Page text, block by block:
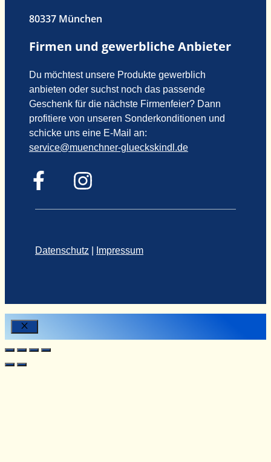
80337 München
Firmen und gewerbliche Anbieter
Du möchtest unsere Produkte gewerblich
anbieten oder suchst noch das passende
Geschenk für die nächste Firmenfeier? Dann
profitiere von unseren Sonderkonditionen und
schicke uns eine E-Mail an:
service@muenchner-glueckskindl.de
Datenschutz Impressum
Close